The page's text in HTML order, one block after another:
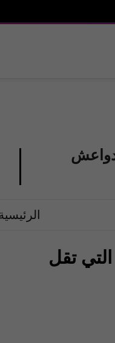
تقل